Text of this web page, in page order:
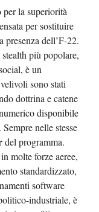
per la superiorità
per sostituire
presenza dell’F-22.
più popolare,
è un
sono stati
dottrina e catene
disponibile
nelle stesse
del programma.
molte forze aeree,
standardizzato,
software
industriale, è